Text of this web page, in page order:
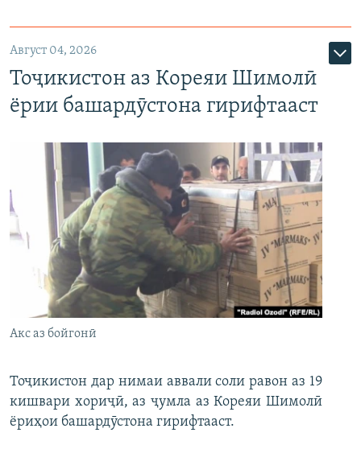
Август 04, 2026
Тоҷикистон аз Кореяи Шимолӣ
ёрии башардӯстона гирифтааст
Акс аз бойгонӣ
Тоҷикистон дар нимаи аввали соли равон аз 19
кишвари хориҷӣ, аз ҷумла аз Кореяи Шимолӣ
ёриҳои башардӯстона гирифтааст.